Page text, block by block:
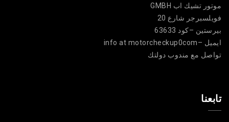
موتور تشيك اب GMBH
فويلسبرجر شارع 20
بيرستين –كود 63633
ايميل –info at motorcheckup0com
تواصل مع مندوب دولتك
تابعنا